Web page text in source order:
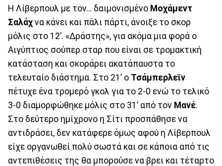
Η Λίβερπουλ με τον… δαιμονισμένο Μοχάμεντ
Σαλάχ να κάνει και πάλι πάρτι, άνοιξε το σκορ
μόλις στο 12’. «Δράστης», για ακόμα μια φορά ο
Αιγύπτιος σούπερ σταρ που είναι σε τρομακτική
κατάσταση και σκοράρει ακατάπαυστα το
τελευταίο διάστημα. Στο 21’ ο Τσάμπερλεϊν
πέτυχε ένα τρομερό γκολ για το 2-0 ενώ το τελικό
3-0 διαμορφώθηκε μόλις στο 31’ από τον Μανέ.
Στο δεύτερο ημίχρονο η Σίτι προσπάθησε να
αντιδράσει, δεν κατάφερε όμως αφού η Λίβερπουλ
είχε οργανωθεί πολύ σωστά και σε κάποια από τις
αντεπιθέσεις της θα μπορούσε να βρει και τέταρτο